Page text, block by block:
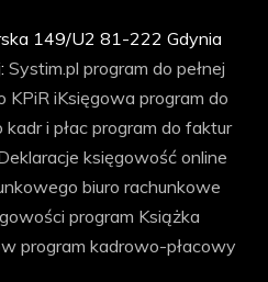
149/U2 81-222 Gdynia
Systim.pl program do pełnej
KPiR iKsięgowa program do
i płac program do faktur
księgowość online
biuro rachunkowe
program Książka
program kadrowo-płacowy